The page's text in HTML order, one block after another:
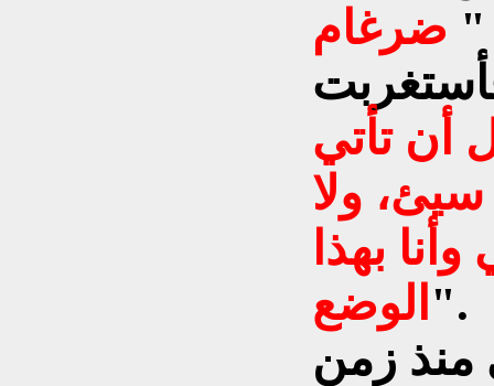
" ضرغام
أن تأتي
سيئ، ولا
بهذا
الوضع ".
منذ زمن